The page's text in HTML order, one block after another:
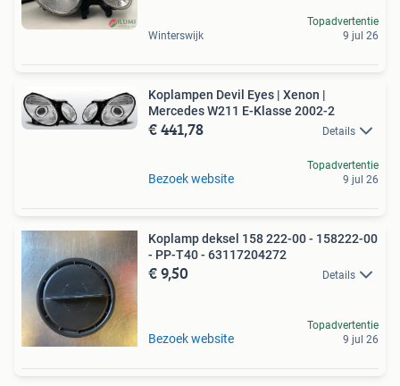
Winterswijk
Topadvertentie
9 jul 26
Koplampen Devil Eyes | Xenon |
Mercedes W211 E-Klasse 2002-2
€ 441,78 Details
Bezoek website
Topadvertentie
9 jul 26
Koplamp deksel 158 222-00 - 158222-00
- PP-T40 - 63117204272
€ 9,50 Details
Bezoek website
Topadvertentie
9 jul 26